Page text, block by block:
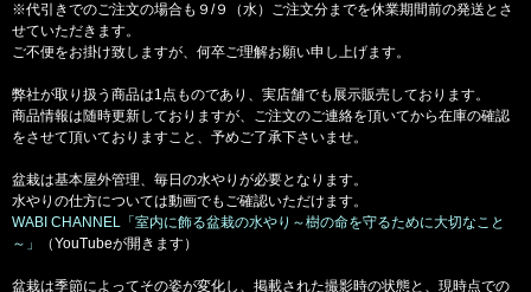
※代引きでのご注文の場合も９/９（水）ご注文分までを休業期間前の発送とさ
せていただきます。
ご不便をお掛け致しますが、何卒ご理解お願い申し上げます。
弊社が取り扱う商品は1点ものであり、実店舗でも展示販売しております。
商品情報は随時更新しておりますが、ご注文のご連絡を頂いてから在庫の確認
をさせて頂いておりますこと、予めご了承下さいませ。
盆栽は基本屋外管理、毎日の水やりが必要となります。
水やりの仕方については動画でもご確認いただけます。
WABI CHANNEL「室内に飾る盆栽の水やり～樹の命を守るために大切なこと
～」
（YouTubeが開きます）
盆栽は季節によってその姿が変化し、掲載された撮影時の状態と、現時点での